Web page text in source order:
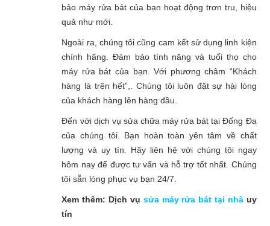
bảo máy rửa bát của bạn hoạt động trơn tru, hiệu
quả như mới.
Ngoài ra, chúng tôi cũng cam kết sử dụng linh kiện
chính hãng. Đảm bảo tính năng và tuổi thọ cho
máy rửa bát của bạn. Với phương châm “Khách
hàng là trên hết”,. Chúng tôi luôn đặt sự hài lòng
của khách hàng lên hàng đầu.
Đến với dịch vụ sửa chữa máy rửa bát tại Đống Đa
của chúng tôi. Bạn hoàn toàn yên tâm về chất
lượng và uy tín. Hãy liên hệ với chúng tôi ngay
hôm nay để được tư vấn và hỗ trợ tốt nhất. Chúng
tôi sẵn lòng phục vụ bạn 24/7.
Xem thêm: Dịch vụ sửa máy rửa bát tại nhà uy
tín